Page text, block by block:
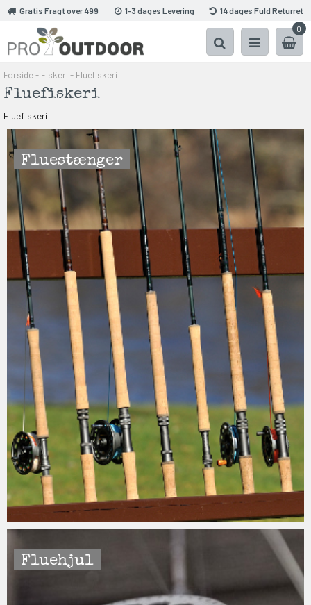
Gratis Fragt over 499 1-3 dages Levering
14 dages Fuld Returret
0
Forside- Fiskeri - Fluefiskeri
Fluefiskeri
Fluefiskeri
Fluestænger
Fluehjul